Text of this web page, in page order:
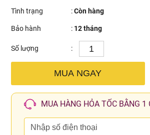
Tình trạng :Còn hàng
Bảo hành : 12 tháng
Số lượng :
MUA NGAY
MUA HÀNG HỎA TỐC BẰNG 1